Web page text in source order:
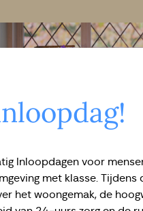
Family Office
Inloopdagen voor
met klasse. Tijdens
het woongemak, de